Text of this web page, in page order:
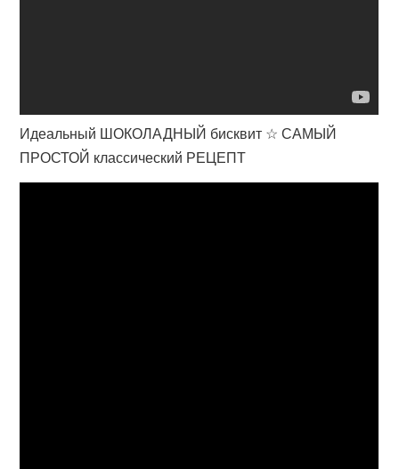
Идеальный ШОКОЛАДНЫЙ бисквит ☆ САМЫЙ
ПРОСТОЙ классический РЕЦЕПТ